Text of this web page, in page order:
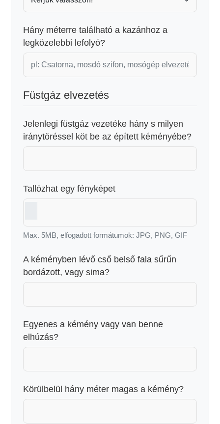
Hány méterre található a kazánhoz a
legközelebbi lefolyó?
Füstgáz elvezetés
Jelenlegi füstgáz vezetéke hány s milyen
iránytöréssel köt be az épített kéményébe?
Tallózhat egy fényképet
Max. 5MB, elfogadott formátumok: JPG, PNG, GIF
A kéményben lévő cső belső fala sűrűn
bordázott, vagy sima?
Egyenes a kémény vagy van benne
elhúzás?
Körülbelül hány méter magas a kémény?